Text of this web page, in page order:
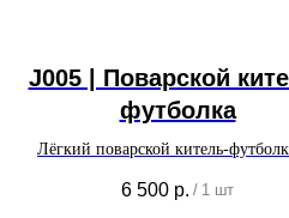
J005 | Поварской
футболка
Лёгкий поварской китель-
практичность в одной модели.
6 500 р. / 1 шт